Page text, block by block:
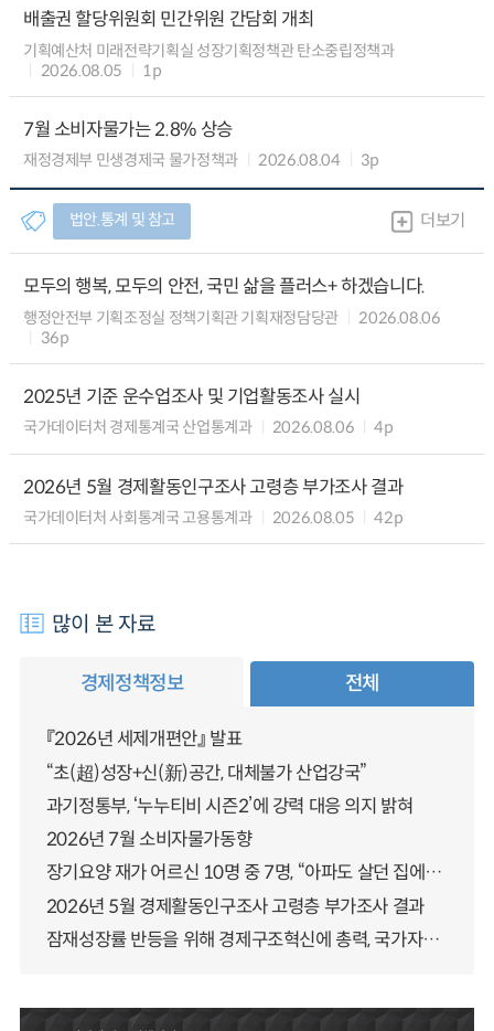
배출권 할당위원회 민간위원 간담회 개최
기획예산처 미래전략기획실 성장기획정책관 탄소중립정책과
2026.08.05
1p
7월 소비자물가는 2.8% 상승
재정경제부 민생경제국 물가정책과 2026.08.04 3p
법안.통계 및 참고 더보기
모두의 행복, 모두의 안전, 국민 삶을 플러스+ 하겠습니다.
행정안전부 기획조정실 정책기획관 기획재정담당관
2026.08.06
36p
2025년 기준 운수업조사 및 기업활동조사 실시
국가데이터처 경제통계국 산업통계과 2026.08.06 4p
2026년 5월 경제활동인구조사 고령층 부가조사 결과
국가데이터처 사회통계국 고용통계과 2026.08.05 42p
많이 본 자료
경제정책정보 전체
『2026년 세제개편안』 발표
“초(超)성장+신(新)공간, 대체불가 산업강국”
과기정통부, ‘누누티비 시즌2’에 강력 대응 의지 밝혀
2026년 7월 소비자물가동향
장기요양 재가 어르신 10명 중 7명, “아파도 살던 집에서 살겠다” 「2025년 장기요양실태조사」 결과 발표
2026년 5월 경제활동인구조사 고령층 부가조사 결과
잠재성장률 반등을 위해 경제구조혁신에 총력, 국가자산 관리체계 대전환